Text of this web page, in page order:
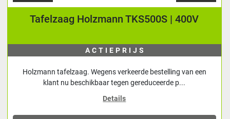
Tafelzaag Holzmann TKS500S | 400V
ACTIEPRIJS
Holzmann tafelzaag. Wegens verkeerde bestelling van een
klant nu beschikbaar tegen gereduceerde p...
Details